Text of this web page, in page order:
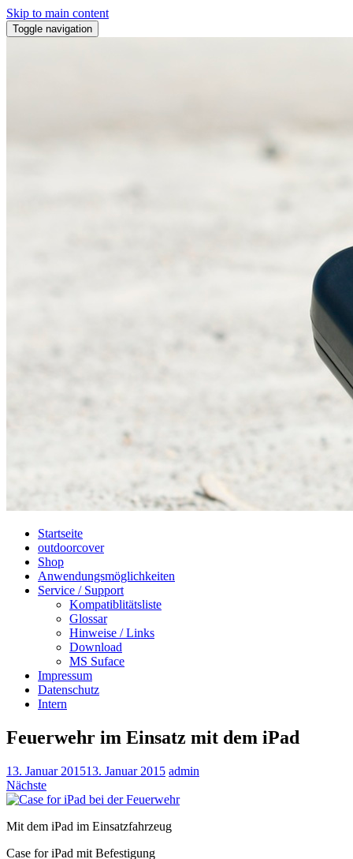
Skip to main content
Toggle navigation
Startseite
outdoorcover
Shop
Anwendungsmöglichkeiten
Service / Support
Kompatiblitätsliste
Glossar
Hinweise / Links
Download
MS Suface
Impressum
Datenschutz
Intern
Feuerwehr im Einsatz mit dem iPad
13. Januar 201513. Januar 2015 admin
Nächste
Mit dem iPad im Einsatzfahrzeug
Case for iPad mit Befestigung